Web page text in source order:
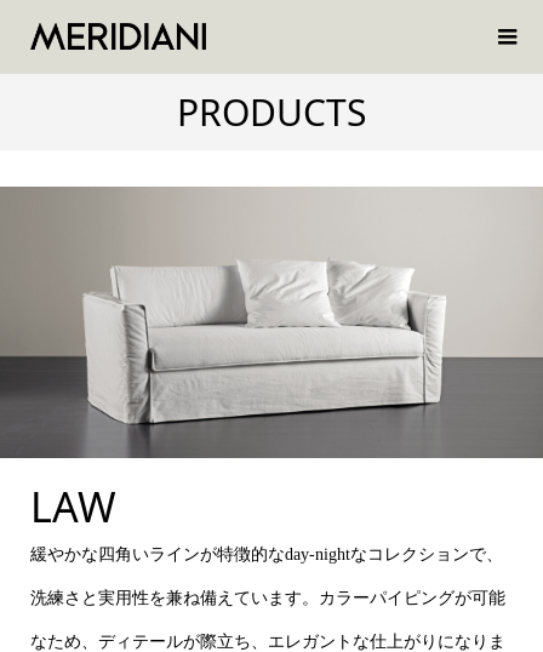
PRODUCTS
LAW
緩やかな四角いラインが特徴的なday-nightなコレクションで、
洗練さと実用性を兼ね備えています。カラーパイピングが可能
なため、ディテールが際立ち、エレガントな仕上がりになりま